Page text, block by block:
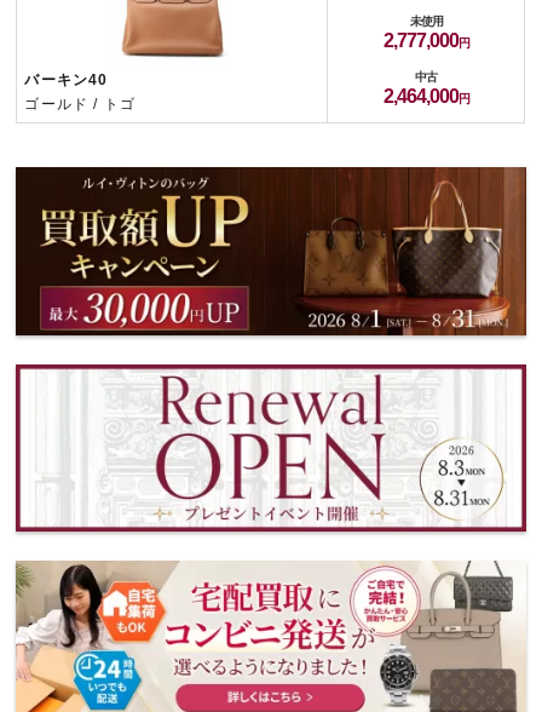
バーキン40
ゴールド / トゴ
未使用
2,777,000
中古
2,464,000